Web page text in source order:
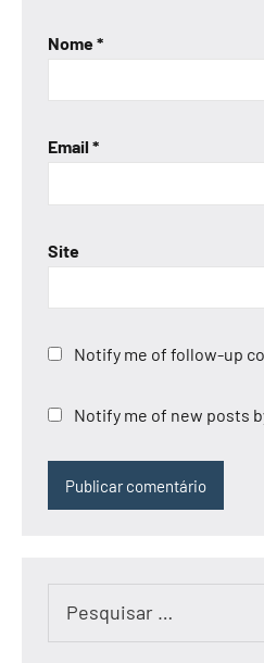
Nome*
Email *
Site
Notify me of follow-up
Notify me of new posts